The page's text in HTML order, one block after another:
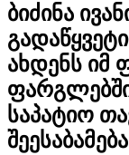
ბიძინა
ახდენს იმ
საპატიო